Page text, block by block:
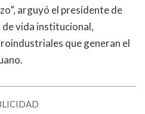
arguyó el presidente de
vida institucional,
que generan el